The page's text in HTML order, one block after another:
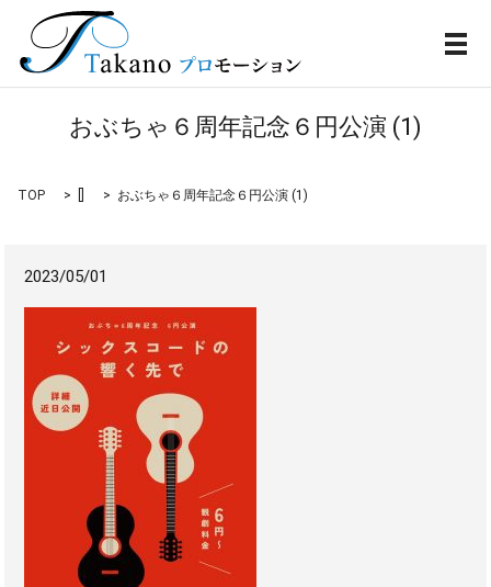
メ
おぶちゃ６周年記念６円公演 (1)
TOP おぶちゃ６周年記念６円公演 (1)
2023/05/01